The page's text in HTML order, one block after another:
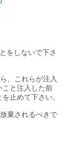
をしないで下さ
、これらが注入
こと注入した前
止めて下さい。
棄されるべきで